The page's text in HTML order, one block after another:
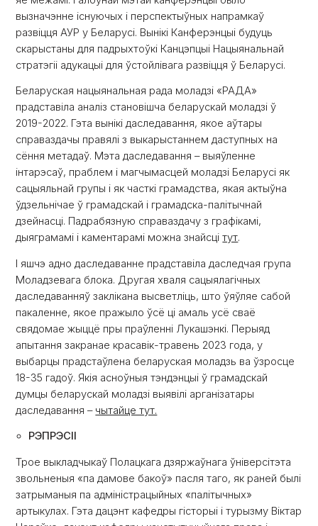
вызначэнне існуючых і перспектыўных напрамкаў
развіцця АУР у Беларусі. Вынікі Канферэнцыі будуць
скарыстаны для падрыхтоўкі Канцэпцыі Нацыянальнай
стратэгіі адукацыі для ўстойлівага развіцця ў Беларусі.
Беларуская нацыянальная рада моладзі «РАДА»
прадставіла аналіз становішча беларускай моладзі ў
2019-2022. Гэта вынікі даследавання, якое аўтары
справаздачы правялі з выкарыстаннем даступных на
сёння метадаў. Мэта даследавання – выяўленне
інтарэсаў, праблем і магчымасцей моладзі Беларусі як
сацыяльнай групы і як часткі грамадства, якая актыўна
ўдзельнічае ў грамадскай і грамадска-палітычнай
дзейнасці. Падрабязную справаздачу з графікамі,
дыяграмамі і каментарамі можна знайсцітут.
І яшчэ адно даследаванне прадставіла даследчая група
Моладзевага блока. Другая хваля сацыялагічных
даследаванняў заклікана высветліць, што ўяўляе сабой
пакаленне, якое пражыло ўсё ці амаль усё сваё
свядомае жыццё пры праўленні Лукашэнкі. Перыяд
апытання закранае красавік-травень 2023 года, у
выбарцы прадстаўлена беларуская моладзь ва ўзросце
18-35 гадоў. Якія асноўныя тэндэнцыі ў грамадскай
думцы беларускай моладзі выявілі арганізатары
даследавання – чытайце тут.
РЭПРЭСІІ
Трое выкладчыкаў Полацкага дзяржаўнага ўніверсітэта
звольненыя «па дамове бакоў» пасля таго, як раней былі
затрыманыя па адміністрацыйных «палітычных»
артыкулах. Гэта дацэнт кафедры гісторыі і турызму Віктар